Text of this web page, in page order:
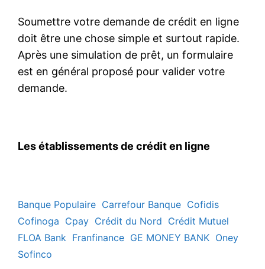
Soumettre votre demande de crédit en ligne
doit être une chose simple et surtout rapide.
Après une simulation de prêt, un formulaire
est en général proposé pour valider votre
demande.
Les établissements de crédit en ligne
Banque Populaire Carrefour Banque Cofidis
Cofinoga Cpay Crédit du Nord Crédit Mutuel
FLOA Bank Franfinance GE MONEY BANK Oney
Sofinco